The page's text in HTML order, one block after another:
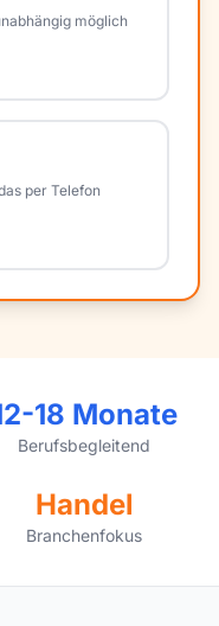
möglich
per Telefon
18 Monate
Berufsbegleitend
Handel
Branchenfokus